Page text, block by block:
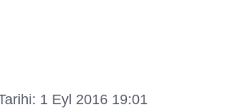
1 Eyl 2016 19:01